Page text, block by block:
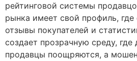
рейтинговой системы
рынка имеет свой профиль,
отзывы покупателей и
создает прозрачную среду,
продавцы поощряются, а